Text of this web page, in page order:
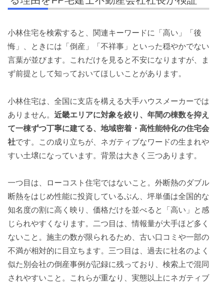
小林住宅を検索すると、関連キーワードに「高い」「後
悔」、ときには「倒産」「不祥事」といった穏やかでない
言葉が並びます。これだけを見ると不安になりますが、ま
ず前提として知っておいてほしいことがあります。
小林住宅は、全国に支店を構える大手ハウスメーカーでは
ありません。 近畿エリアに対象を絞り、年間の棟数を抑え
て一棟ずつ丁寧に建てる、地域密着・高性能特化の住宅会
社です。この成り立ちが、ネガティブなワードの生まれや
すい土壌になっています。背景は大きく三つあります。
一つ目は、ローコスト住宅ではないこと。外断熱のダブル
断熱をはじめ性能に投資しているぶん、坪単価は全国的な
知名度の割に高く映り、価格だけを並べると「高い」と感
じられやすくなります。二つ目は、情報量が大手ほど多く
ないこと。施主の数が限られるため、古い口コミや一部の
不満が相対的に目立ちます。三つ目は、過去に社名のよく
似た別会社の倒産事例が記録に残っており、検索上で混同
されやすいこと。これらが重なり、実態以上にネガティブ